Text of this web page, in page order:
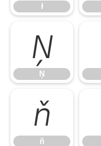
ł
Ņ
Ņ
ň
ň